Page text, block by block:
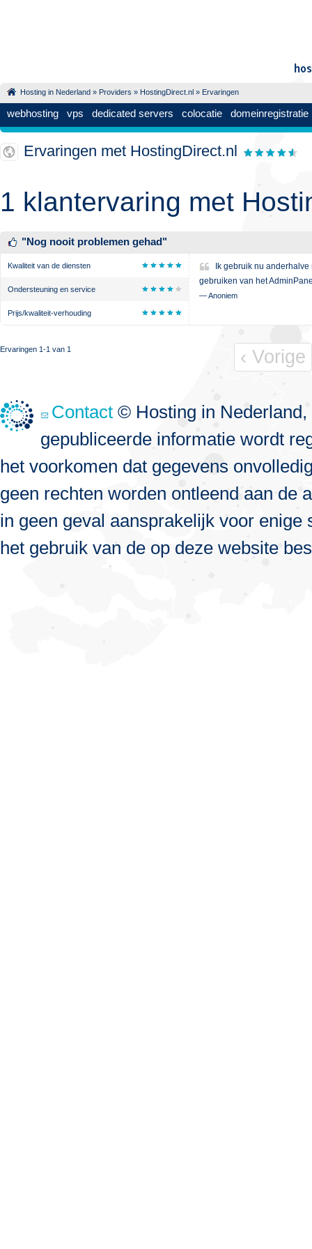
Hosting in Nederland » Providers » HostingDirect.nl » Ervaringen
webhosting vps dedicated servers colocatie domeinregistratie
Ervaringen met HostingDirect.nl
1 klantervaring met
"Nog nooit problemen gehad"
Kwaliteit van de diensten
Ik gebruik nu
gebruiken van het
—Anoniem
Ondersteuning en service
Prijs/kwaliteit-verhouding
Ervaringen 1-1 van 1 ‹ Vorige
Contact © Hosting in
gepubliceerde informatie wordt
het voorkomen dat gegevens
geen rechten worden ontleend aan de
in geen geval aansprakelijk voor
het gebruik van de op deze website